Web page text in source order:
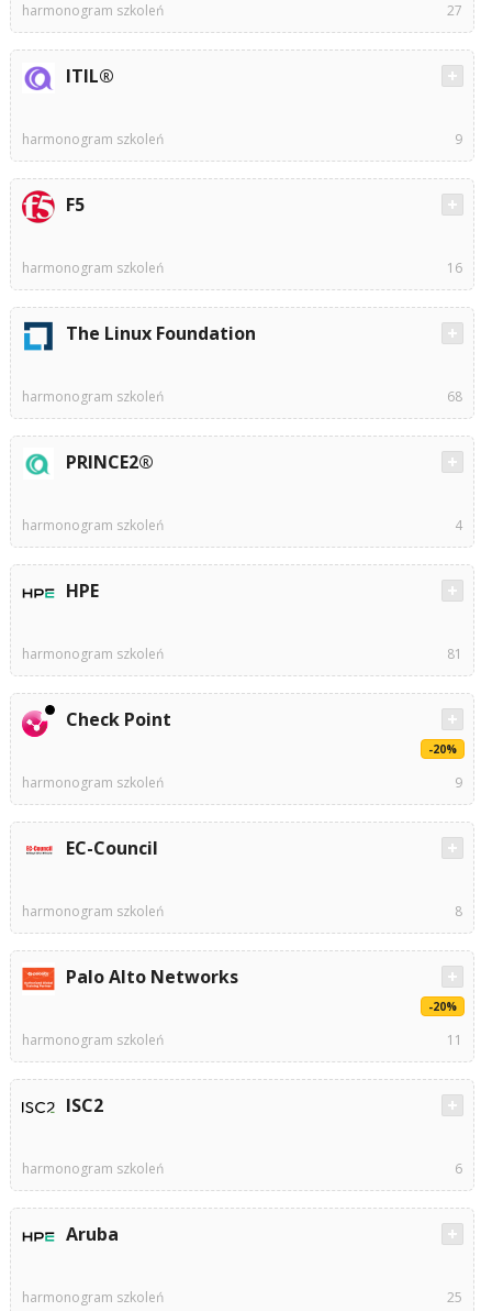
harmonogram szkoleń 27
ITIL®
harmonogram szkoleń 9
F5
harmonogram szkoleń 16
The Linux Foundation
harmonogram szkoleń 68
PRINCE2®
harmonogram szkoleń 4
HPE
harmonogram szkoleń 81
Check Point
-20%
harmonogram szkoleń 9
EC-Council
harmonogram szkoleń 8
Palo Alto Networks
-20%
harmonogram szkoleń 11
ISC2
harmonogram szkoleń 6
Aruba
harmonogram szkoleń 25